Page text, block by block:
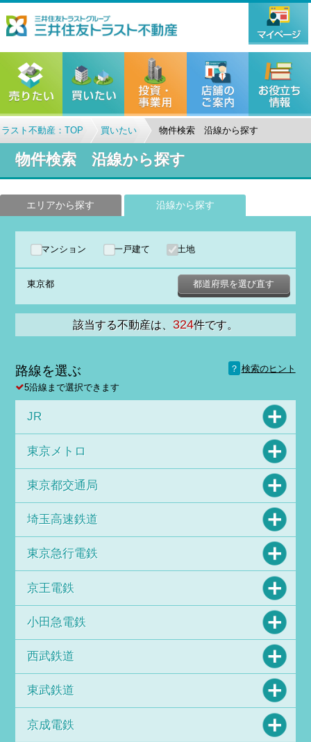
スト不動産：TOP 買いたい 物件検索 沿線から探す
物件検索 沿線から探す
エリアから探す 沿線から探す
マンション 一戸建て 土地
東京都 都道府県を選び直す
該当する不動産は、 324件です。
路線を選ぶ ？ 検索のヒント
5沿線まで選択できます
JR
東京メトロ
東京都交通局
埼玉高速鉄道
東京急行電鉄
京王電鉄
小田急電鉄
西武鉄道
東武鉄道
京成電鉄